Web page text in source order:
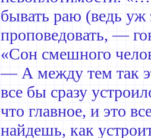
бывать раю (ведь
проповедовать, —
«Сон смешного
— А между тем так
все бы сразу
что главное, и это
найдешь, как